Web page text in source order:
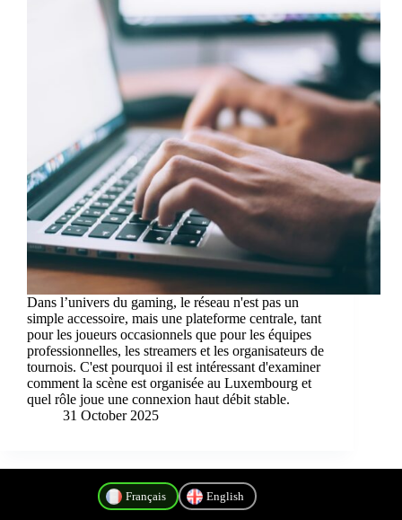
Dans l’univers du gaming, le réseau n'est pas un
simple accessoire, mais une plateforme centrale, tant
pour les joueurs occasionnels que pour les équipes
professionnelles, les streamers et les organisateurs de
tournois. C'est pourquoi il est intéressant d'examiner
comment la scène est organisée au Luxembourg et
quel rôle joue une connexion haut débit stable.
31 October 2025
Français English